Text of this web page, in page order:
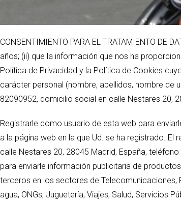
CONSENTIMIENTO PARA EL TRATAMIENTO DE
años; (ii) que la información que nos ha
Política de Privacidad y la Política de Cookies
carácter personal (nombre, apellidos, nombre de
82090952, domicilio social en calle Nestares 20,
Registrarle como usuario de esta web para
a la página web en la que Ud. se ha registrado. El
calle Nestares 20, 28045 Madrid, España,
para enviarle información publicitaria de
terceros en los sectores de Telecomunicaciones,
agua, ONGs, Juguetería, Viajes, Salud, Servicios